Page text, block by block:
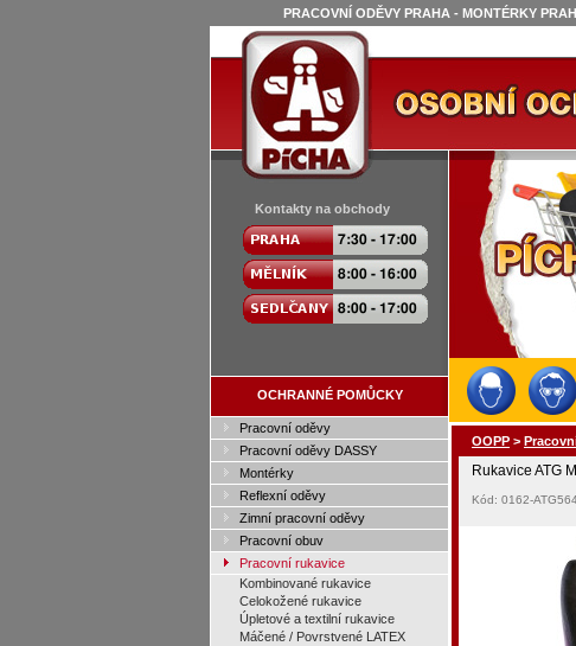
PRACOVNÍ ODĚVY PRAHA - MONTÉRKY
Kontakty na obchody
OCHRANNÉ POMŮCKY
Pracovní oděvy
Pracovní oděvy DASSY
Montérky
Reflexní oděvy
Zimní pracovní oděvy
Pracovní obuv
Pracovní rukavice
Kombinované rukavice
Celokožené rukavice
Úpletové a textilní rukavice
Máčené / Povrstvené LATEX
OOPP >
Rukavice ATG
Kód: 0162-